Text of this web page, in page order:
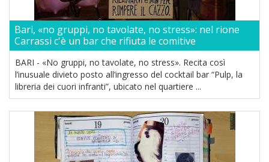
Bari, «no gruppi, no tavolate, no stress»: nel rione
Carrassi c'è un bar che rifiuta le comitive
BARI - «No gruppi, no tavolate, no stress». Recita così
l’inusuale divieto posto all’ingresso del cocktail bar “Pulp, la
libreria dei cuori infranti”, ubicato nel quartiere ...